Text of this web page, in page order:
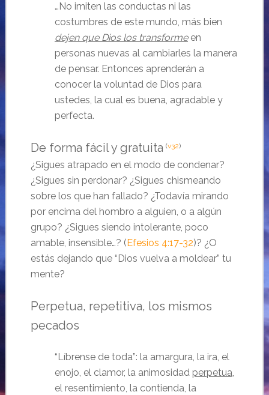
…No imiten las conductas ni las
costumbres de este mundo, más bien
dejen que Dios los transformeen
personas nuevas al cambiarles la manera
de pensar. Entonces aprenderán a
conocer la voluntad de Dios para
ustedes, la cual es buena, agradable y
perfecta.
De forma fácil y gratuita (v32)
¿Sigues atrapado en el modo de condenar?
¿Sigues sin perdonar? ¿Sigues chismeando
sobre los que han fallado? ¿Todavía mirando
por encima del hombro a alguien, o a algún
grupo? ¿Sigues siendo intolerante, poco
amable, insensible…? (Efesios 4:17-32)? ¿O
estás dejando que “Dios vuelva a moldear” tu
mente?
Perpetua, repetitiva, los mismos
pecados
“Líbrense de toda”: la amargura, la ira, el
enojo, el clamor, la animosidad perpetua,
el resentimiento, la contienda, la